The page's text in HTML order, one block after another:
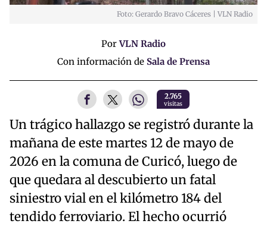
Foto: Gerardo Bravo Cáceres | VLN Radio
PorVLN Radio
Con información de Sala de Prensa
2.765
visitas
Un trágico hallazgo se registró durante la
mañana de este martes 12 de mayo de
2026 en la comuna de Curicó, luego de
que quedara al descubierto un fatal
siniestro vial en el kilómetro 184 del
tendido ferroviario. El hecho ocurrió